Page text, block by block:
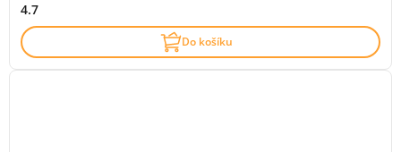
4.7
Do košíku